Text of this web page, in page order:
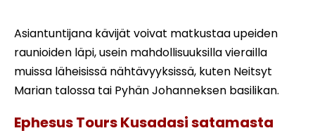
Asiantuntijana kävijät voivat matkustaa upeiden
raunioiden läpi, usein mahdollisuuksilla vierailla
muissa läheisissä nähtävyyksissä, kuten Neitsyt
Marian talossa tai Pyhän Johanneksen basilikan.
Ephesus Tours Kusadasi satamasta